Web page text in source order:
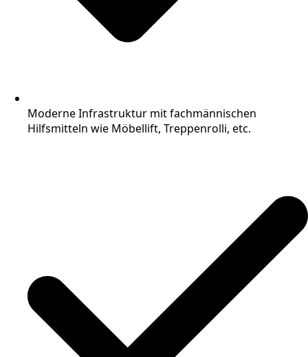
Moderne Infrastruktur mit fachmännischen
Hilfsmitteln wie Möbellift, Treppenrolli, etc.